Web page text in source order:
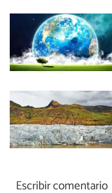
Escribir comentario